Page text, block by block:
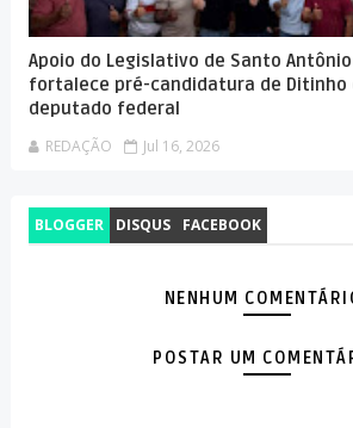
Apoio do Legislativo de Santo Antônio
fortalece pré-candidatura de Ditinho
deputado federal
REDAÇÃO Jul 16, 2026
BLOGGER DISQUS FACEBOOK
NENHUM
POSTAR UM